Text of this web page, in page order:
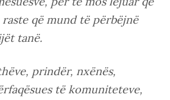
që mund të përbëjnë
tanë.
prindër, nxënës,
të komuniteteve,